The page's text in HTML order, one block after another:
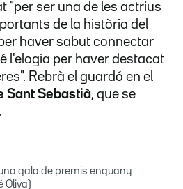
"per ser una de les actrius
de la història del
haver sabut connectar
l'elogia per haver destacat
Rebrà el guardó en el
Sant Sebastià, que se
gala de premis enguany
Oliva)